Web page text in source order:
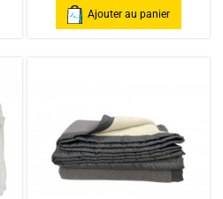
Ajouter au panier